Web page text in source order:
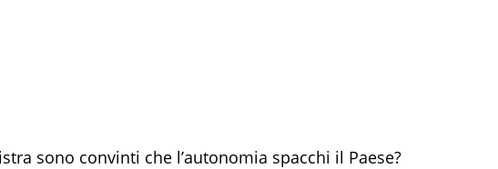
sono convinti che l’autonomia spacchi il Paese?